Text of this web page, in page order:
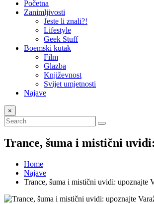
Početna
Zanimljivosti
Jeste li znali?!
Lifestyle
Geek Stuff
Boemski kutak
Film
Glazba
Književnost
Svijet umjetnosti
Najave
×
Trance, šuma i mistični
Home
Najave
Trance, šuma i mistični uvidi: upoznajte